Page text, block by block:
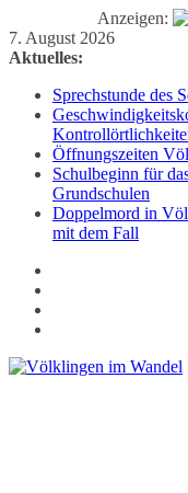
Anzeigen:
Zum
Inhalt
7. August 2026
Aktuelles:
Sprechstunde des
Öffnungszeiten
Schulbeginn für
Grundschulen
Doppelmord in
mit dem Fall